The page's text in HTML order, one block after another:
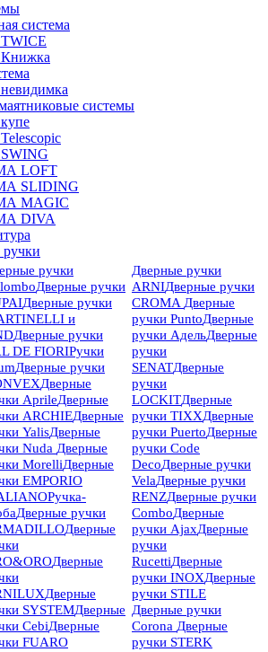
система
системы
LOFT
SLIDING
MAGIC
DIVA
ручки
Дверные ручки
Дверные ручки
и
Дверные ручки
DE FIORIРучки
Дверные ручки
Дверные
AprileДверные
ARCHIEДверные
YalisДверные
Nuda Дверные
MorelliДверные
EMPORIO
Ручка-
Дверные ручки
Дверные
Дверные
Дверные
SYSTEMДверные
CebiДверные
FUARO
Дверные ручки
ARNIДверные ручки
CROMA Дверные
ручки PuntoДверные
ручки АдельДверные
ручки
SENATДверные
ручки
LOCKITДверные
ручки TIXXДверные
ручки PuertoДверные
ручки Code
DecoДверные ручки
VelaДверные ручки
RENZДверные ручки
ComboДверные
ручки AjaxДверные
ручки
RucettiДверные
ручки INOXДверные
ручки STILE
Дверные ручки
Corona Дверные
ручки STERK